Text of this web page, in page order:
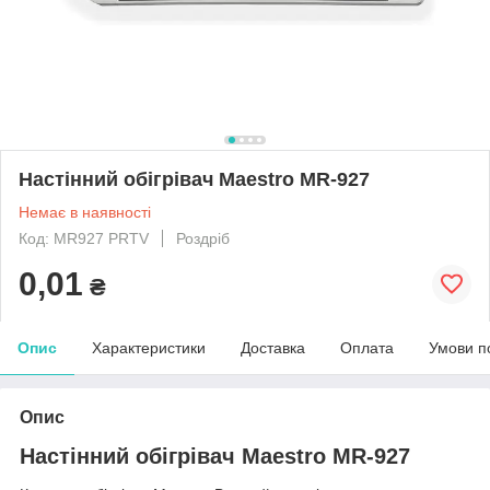
Настінний обігрівач Maestro MR-927
Немає в наявності
Код: MR927 PRTV
Роздріб
0,01 ₴
Опис Характеристики Доставка Оплата Умови
Опис
Настінний обігрівач Maestro MR-927